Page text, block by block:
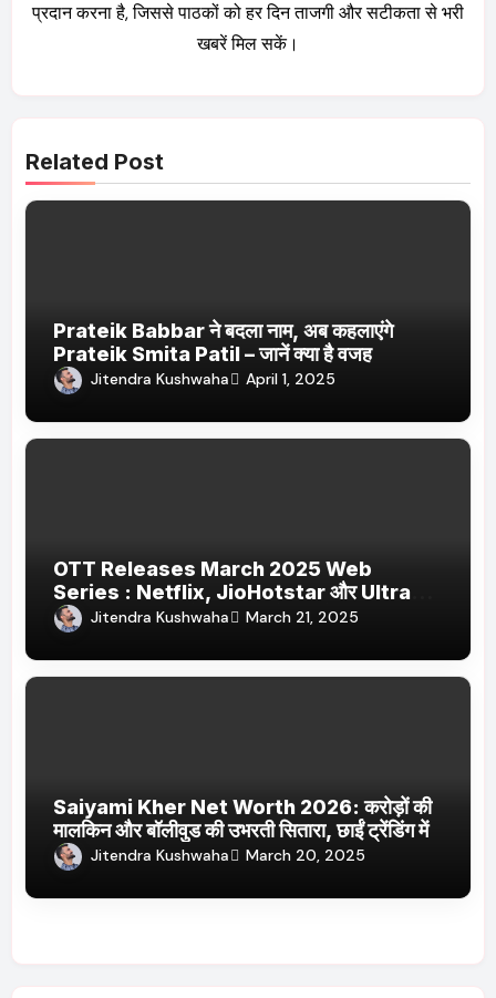
प्रदान करना है, जिससे पाठकों को हर दिन ताजगी और सटीकता से भरी
खबरें मिल सकें।
Related Post
Prateik Babbar ने बदला नाम, अब कहलाएंगे
Prateik Smita Patil – जानें क्या है वजह
Jitendra Kushwaha April 1, 2025
OTT Releases March 2025 Web
Series : Netflix, JioHotstar और Ultra
Jhakaas पर नई वेब सीरीज और फिल्में
Jitendra Kushwaha March 21, 2025
Saiyami Kher Net Worth 2026: करोड़ों की
मालकिन और बॉलीवुड की उभरती सितारा, छाईं ट्रेंडिंग में
Jitendra Kushwaha March 20, 2025